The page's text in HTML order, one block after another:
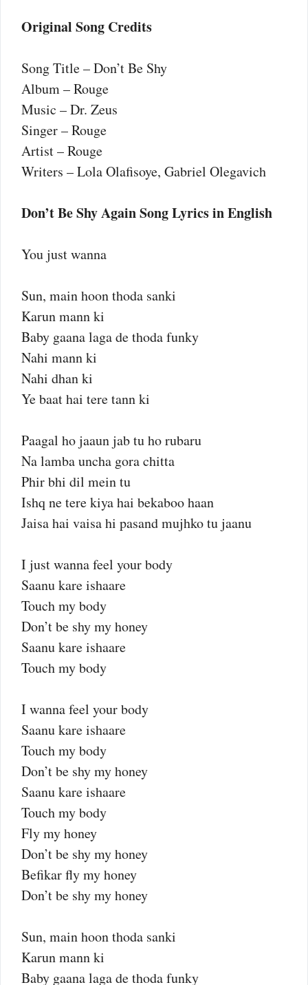
Original Song Credits
Song Title – Don’t Be Shy
Album – Rouge
Music – Dr. Zeus
Singer – Rouge
Artist – Rouge
Writers – Lola Olafisoye, Gabriel Olegavich
Don’t Be Shy Again Song Lyrics in English
You just wanna
Sun, main hoon thoda sanki
Karun mann ki
Baby gaana laga de thoda funky
Nahi mann ki
Nahi dhan ki
Ye baat hai tere tann ki
Paagal ho jaaun jab tu ho rubaru
Na lamba uncha gora chitta
Phir bhi dil mein tu
Ishq ne tere kiya hai bekaboo haan
Jaisa hai vaisa hi pasand mujhko tu jaanu
I just wanna feel your body
Saanu kare ishaare
Touch my body
Don’t be shy my honey
Saanu kare ishaare
Touch my body
I wanna feel your body
Saanu kare ishaare
Touch my body
Don’t be shy my honey
Saanu kare ishaare
Touch my body
Fly my honey
Don’t be shy my honey
Befikar fly my honey
Don’t be shy my honey
Sun, main hoon thoda sanki
Karun mann ki
Baby gaana laga de thoda funky